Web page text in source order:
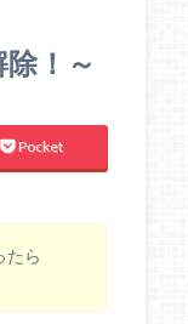
！～
Pocket
たら